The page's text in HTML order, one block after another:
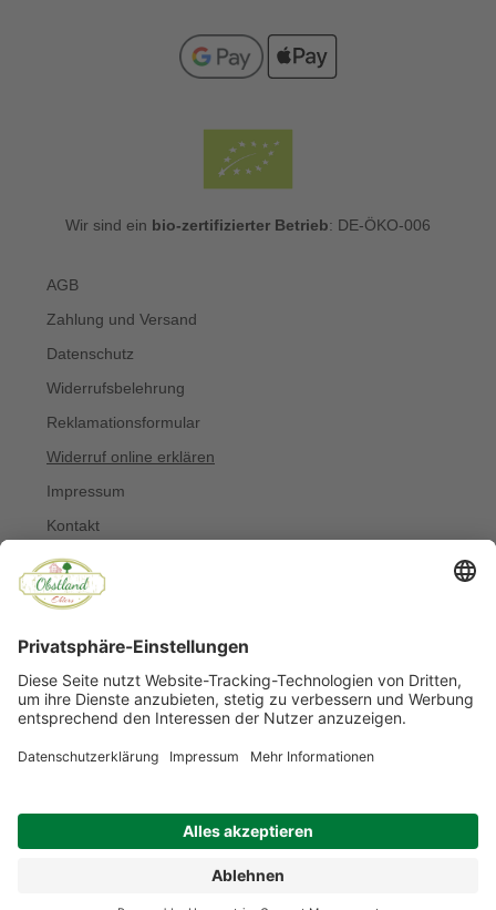
Wir sind ein bio-zertifizierter Betrieb: DE-ÖKO-006
AGB
Zahlung und Versand
Datenschutz
Widerrufsbelehrung
Reklamationsformular
Widerruf online erklären
Impressum
Kontakt
Über uns
Allergiker
© Copyright 2022 Obstland Ehlers
Noch sind keine Bewertungen vorhanden.